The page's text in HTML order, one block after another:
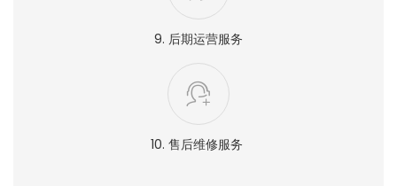
10. 售后维修服务
9. 后期运营服务